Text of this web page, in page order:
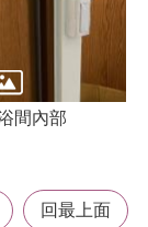
間內部
回最上面